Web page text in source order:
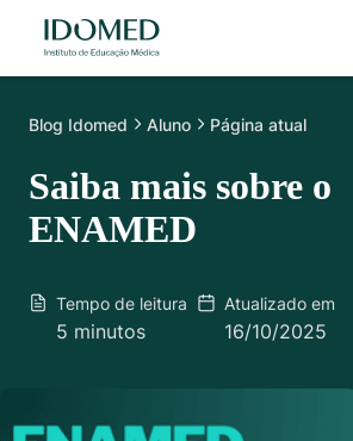
Blog Idomed Aluno Página atual
Saiba mais sobre o
ENAMED
Tempo de leitura
5 minutos
Atualizado em
16/10/2025